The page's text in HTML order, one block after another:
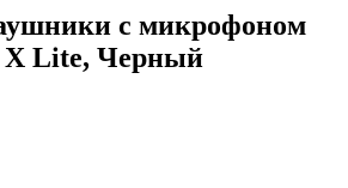
с микрофоном
X Lite, Черный